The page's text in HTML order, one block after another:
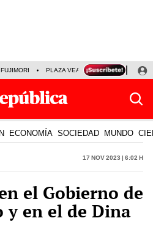
PLAZA VEA FERIADOS
ECONOMÍA SOCIEDAD MUNDO
17 Nov 2023 | 6:02 h
el Gobierno de
y en el de Dina